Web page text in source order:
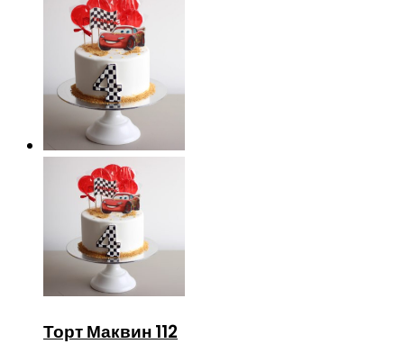
Торт Маквин 112